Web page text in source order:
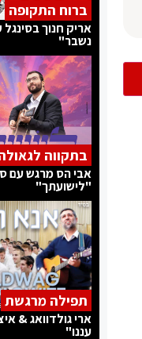
ברוח התקופה
אריק חנוך בסינגל
נשבר"
בתקווה
אבי הס מרגש עם
"לישועתך"
תפילה מרגשת
ארי גולדוואג &
עננו"